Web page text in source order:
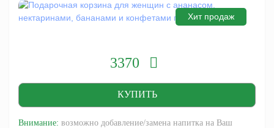
Хит продаж
3370
Внимание: возможно добавление/замена напитка на Ваш